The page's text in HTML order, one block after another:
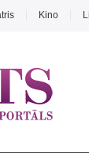
Kino